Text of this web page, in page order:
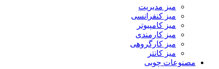
میز مدیریت
میز کنفرانسی
میز کامپیوتر
میز کارمندی
میز کارگروهی
میز کانتر
مصنوعات چوبی